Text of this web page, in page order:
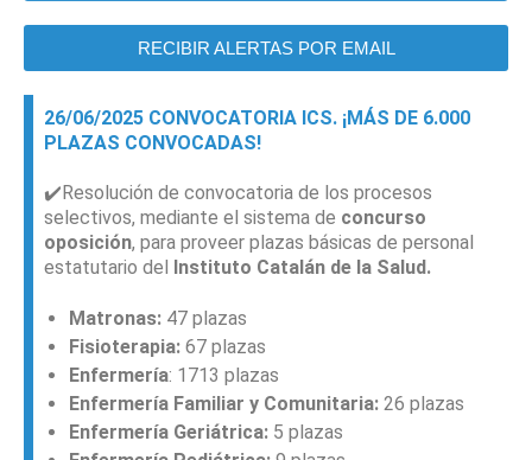
RECIBIR ALERTAS POR EMAIL
26/06/2025 CONVOCATORIA ICS. ¡MÁS DE 6.000
PLAZAS CONVOCADAS!
✔️Resolución de convocatoria de los procesos
selectivos, mediante el sistema de concurso
oposición, para proveer plazas básicas de personal
estatutario del Instituto Catalán de la Salud.
Matronas: 47 plazas
Fisioterapia: 67 plazas
Enfermería: 1713 plazas
Enfermería Familiar y Comunitaria: 26 plazas
Enfermería Geriátrica: 5 plazas